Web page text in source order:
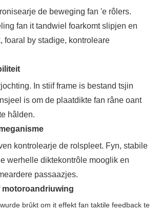
de beweging fan 'e rôlers.
fan it tandwiel foarkomt slipjen en
foaral by stadige, kontroleare
In stiif frame is bestand tsjin
is om de plaatdikte fan râne oant
hâlden.
kontrolearje de rolspleet. Fyn, stabile
werhelle diktekontrôle mooglik en
passaazjes.
motoroandriuwing
brûkt om it effekt fan taktile feedback te